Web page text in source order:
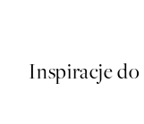
Inspiracje